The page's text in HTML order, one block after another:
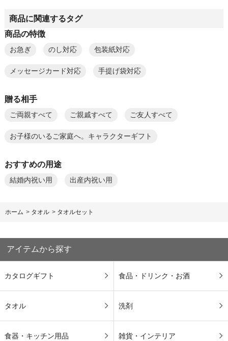
商品に関連するタグ
商品の特徴
お急ぎ のし対応 包装紙対応
メッセージカード対応 手提げ袋対応
贈る相手
ご両親すべて ご親戚すべて ご友人すべて
お子様のいるご家庭へ。キャラクターギフト
おすすめの用途
結婚内祝い用 出産内祝い用
ホーム > タオル > タオルセット
アイテムから探す
カタログギフト 食品・ドリンク・お酒
タオル 洗剤
食器・キッチン用品 雑貨・インテリア